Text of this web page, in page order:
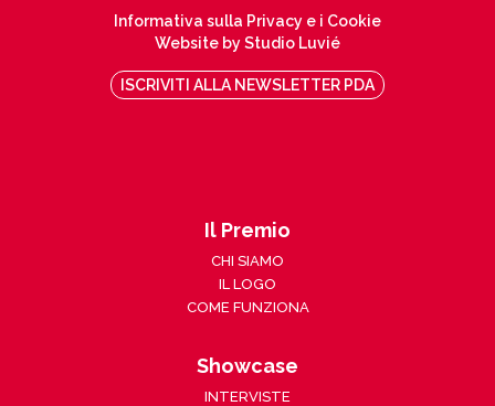
Informativa sulla Privacy e i Cookie
Website by Studio Luvié
ISCRIVITI ALLA NEWSLETTER PDA
Il Premio
CHI SIAMO
IL LOGO
COME FUNZIONA
Showcase
INTERVISTE